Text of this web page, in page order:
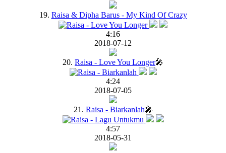
19. Raisa & Dipha Barus - My Kind Of Crazy
4:16
2018-07-12
20. Raisa - Love You Longer🎤
4:24
2018-07-05
21. Raisa - Biarkanlah🎤
4:57
2018-05-31